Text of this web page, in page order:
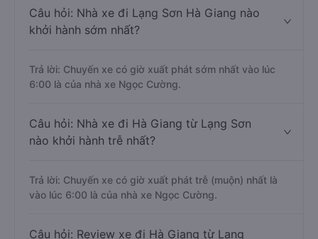
Câu hỏi: Nhà xe đi Lạng Sơn Hà Giang nào
khởi hành sớm nhất?
Trả lời: Chuyến xe có giờ xuất phát sớm nhất vào lúc
6:00 là của nhà xe Ngọc Cường.
Câu hỏi: Nhà xe đi Hà Giang từ Lạng Sơn
nào khởi hành trễ nhất?
Trả lời: Chuyến xe có giờ xuất phát trễ (muộn) nhất là
vào lúc 6:00 là của nhà xe Ngọc Cường.
Câu hỏi: Review xe đi Hà Giang từ Lạng